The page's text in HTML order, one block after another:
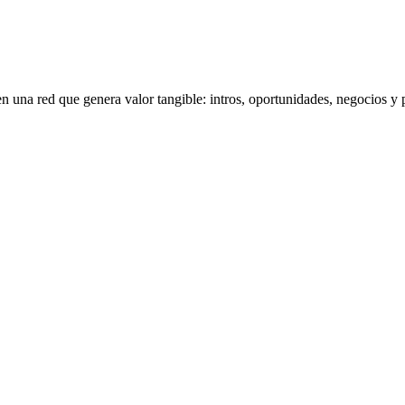
una red que genera valor tangible: intros, oportunidades, negocios